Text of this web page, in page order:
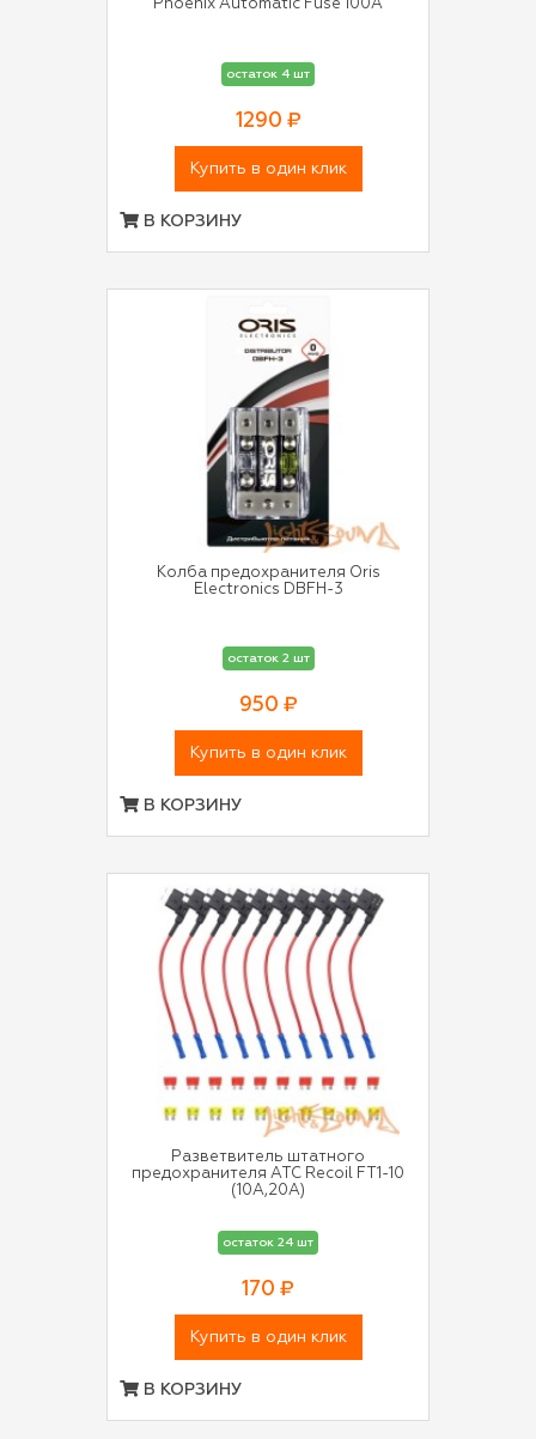
Phoenix Automatic Fuse 100A
остаток 4 шт
1290 ₽
Купить в один клик
В КОРЗИНУ
Колба предохранителя Oris
Electronics DBFH-3
остаток 2 шт
950 ₽
Купить в один клик
В КОРЗИНУ
Разветвитель штатного
предохранителя АТС Recoil FT1-10
(10A,20A)
остаток 24 шт
170 ₽
Купить в один клик
В КОРЗИНУ